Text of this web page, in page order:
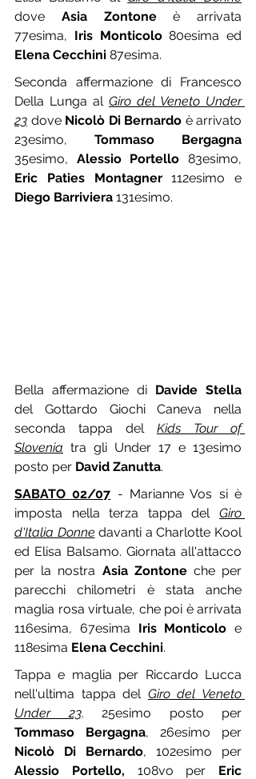
dove Asia Zontone è arrivata
77esima, Iris Monticolo
Elena Cecchini 87esima.
Seconda affermazione di Francesco
Della Lunga al Giro del Veneto Under
23 dove Nicolò Di Bernardo è arrivato
23esimo, Tommaso Bergagna
35esimo, Alessio Portello
Eric Paties Montagner
Diego Barriviera 131esimo.
Bella affermazione di Davide Stella
del Gottardo Giochi Caneva nella
seconda tappa del Kids Tour of
Slovenia tra gli Under 17 e 13esimo
posto per David Zanutta.
SABATO 02/07 - Marianne Vos si è
imposta nella terza tappa del Giro
d'Italia Donne davanti a Charlotte Kool
ed Elisa Balsamo. Giornata all'attacco
per la nostra Asia Zontone che per
parecchi chilometri è stata anche
maglia rosa virtuale, che poi è arrivata
116esima, 67esima Iris Monticolo e
118esima Elena Cecchini.
Tappa e maglia per Riccardo Lucca
nell'ultima tappa del Giro del Veneto
Under 23
Tommaso Bergagna
Nicolò Di Bernardo
Alessio Portello, 108vo per Eric